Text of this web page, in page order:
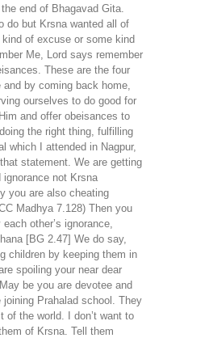
end of Bhagavad Gita.
do but Krsna wanted all of
of excuse or some kind
Me, Lord says remember
These are the four
by coming back home,
ourselves to do good for
and offer obeisances to
the right thing, fulfilling
which I attended in Nagpur,
statement. We are getting
not Krsna
you are also cheating
Madhya 7.128) Then you
other’s ignorance,
[BG 2.47] We do say,
children by keeping them in
spoiling your near dear
be you are devotee and
Prahalad school. They
the world. I don’t want to
of Krsna. Tell them